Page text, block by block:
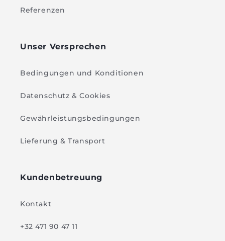
Referenzen
Unser Versprechen
Bedingungen und Konditionen
Datenschutz & Cookies
Gewährleistungsbedingungen
Lieferung & Transport
Kundenbetreuung
Kontakt
+32 471 90 47 11